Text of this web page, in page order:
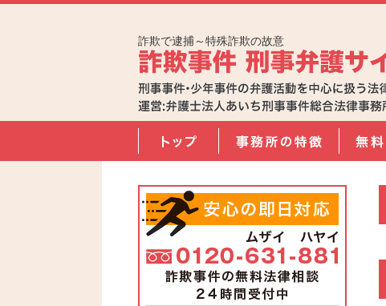
詐欺で逮捕～特殊詐欺の故意